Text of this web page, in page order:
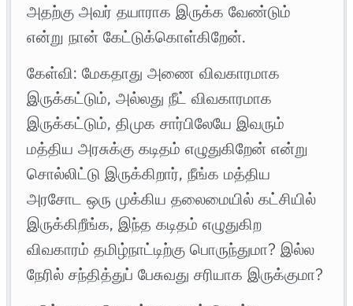
அதற்கு அவர் தயாராக இருக்க வேண்டும்
என்று நான் கேட்டுக்கொள்கிறேன்.
கேள்வி: மேகதாது அணை விவகாரமாக
இருக்கட்டும், அல்லது நீட் விவகாரமாக
இருக்கட்டும், திமுக சார்பிலேயே இவரும்
மத்திய அரசுக்கு கடிதம் எழுதுகிறேன் என்று
சொல்லிட்டு இருக்கிறார், நீங்க மத்திய
அரசோட ஒரு முக்கிய தலைமையில் கட்சியில்
இருக்கிறீங்க, இந்த கடிதம் எழுதுகிற
விவகாரம் தமிழ்நாட்டிற்கு பொருந்துமா? இல்ல
நேரில் சந்தித்துப் பேசுவது சரியாக இருக்குமா?